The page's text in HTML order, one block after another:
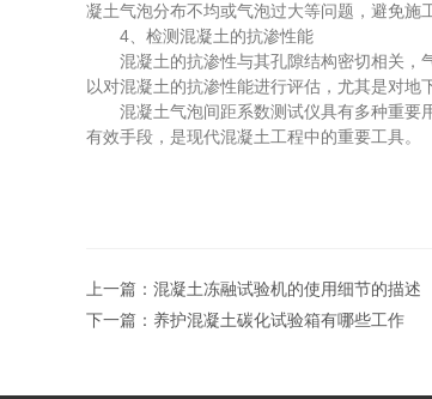
凝土气泡分布不均或气泡过大等问题，避免施
4、检测混凝土的抗渗性能
混凝土的抗渗性与其孔隙结构密切相关，气
以对混凝土的抗渗性能进行评估，尤其是对地
混凝土气泡间距系数测试仪具有多种重要用
有效手段，是现代混凝土工程中的重要工具。
上一篇： 混凝土冻融试验机的使用细节的描述
下一篇： 养护混凝土碳化试验箱有哪些工作